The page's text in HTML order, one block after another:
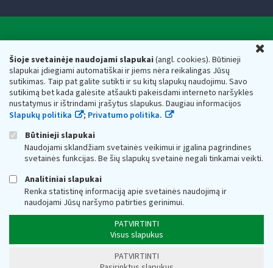
Šioje svetainėje naudojami slapukai(angl. cookies). Būtinieji
slapukai įdiegiami automatiškai ir jiems nėra reikalingas Jūsų
sutikimas. Taip pat galite sutikti ir su kitų slapukų naudojimu. Savo
sutikimą bet kada galėsite atšaukti pakeisdami interneto naršyklės
nustatymus ir ištrindami įrašytus slapukus. Daugiau informacijos
Slapukų politika
; Privatumo politika.
Būtinieji slapukai
Naudojami sklandžiam svetainės veikimui ir įgalina pagrindines
svetainės funkcijas. Be šių slapukų svetainė negali tinkamai veikti.
Analitiniai slapukai
Renka statistinę informaciją apie svetainės naudojimą ir
naudojami Jūsų naršymo patirties gerinimui.
PATVIRTINTI
Visus slapukus
PATVIRTINTI
Respublikos finansų ministerijos
Biudžetinė įstaiga. Juridinio asmens kodas — 188659752,
adresas: Vasario 16-osios g. 14, 01107 Vilnius, Lietuva, el.paštas:
vmi@vmi.lt, E. pristatymo dėžutės adresas 188659752
Duomenys apie Valstybinę mokesčių inspekciją prie Lietuvos
Respublikos finansų ministerijos kaupiami ir saugomi Juridinių